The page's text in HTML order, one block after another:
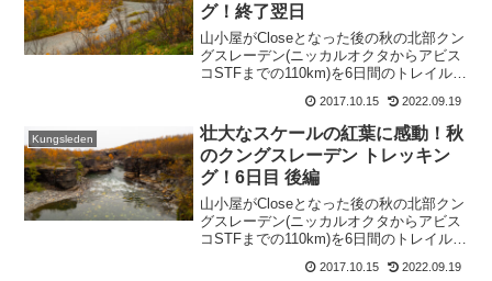
グ！終了翌日
山小屋がCloseとなった後の秋の北部クン
グスレーデン(ニッカルオクタからアビス
コSTFまでの110km)を6日間のトレイルハ
了翌日アビスコツーリストステーション
からストックホルムへ」をレポートしま
す。
2017.10.15 2022.09.19
Kungsleden
壮大なスケールの紅葉に感動！秋
のクングスレーデン トレッキン
グ！6日目 後編
山小屋がCloseとなった後の秋の北部クン
グスレーデン(ニッカルオクタからアビス
コSTFまでの110km)を6日間のトレイルハ
目 後編アビスコヤーレからアビスコツー
2017.10.15 2022.09.19